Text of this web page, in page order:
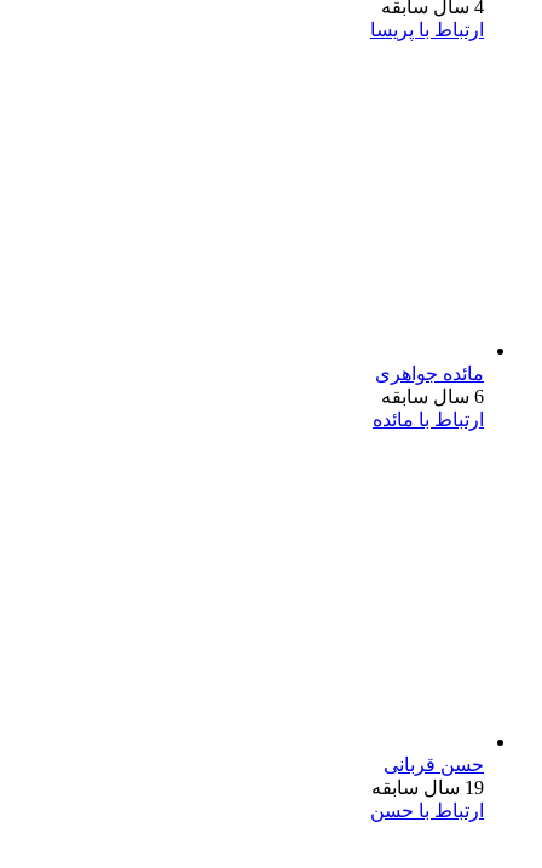
4 سال سابقه
ارتباط با پریسا
مائده جواهری
6 سال سابقه
ارتباط با مائده
حسن قربانی
19 سال سابقه
ارتباط با حسن